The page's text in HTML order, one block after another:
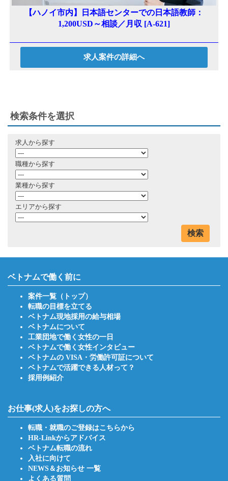
【ハノイ市内】日本語センターでの日本語教師：
1,200USD～相談／月収 [A-621]
求人案件の詳細へ
検索条件を選択
求人から探す
職種から探す
業種から探す
エリアから探す
検索
ベトナムで働く前に
案件一覧（トップ）
転職の目標を立てる
ベトナム現地採用の給与相場
ベトナムについて
工業団地で働く女性の一日
ベトナムで働く女性インタビュー
ベトナムの VISA・労働許可証について
ベトナムで活躍できる人材って？
採用例紹介
お仕事(求人)をお探しの方へ
転職・就職のご登録はこちらから
HR-Linkからアドバイス
ベトナム転職の流れ
入社に向けて
NEWS＆お知らせ 一覧
よくある質問